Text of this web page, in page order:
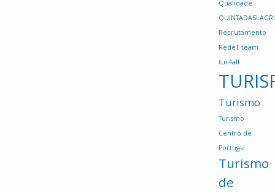
Qualidade
Recrutamento
RedeT team
tur4all
Turismo
Turismo
Centro de
Portugal
Turismo
de